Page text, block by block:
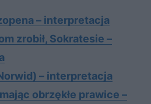
– interpretacja
zrobił, Sokratesie –
– interpretacja
obrzękłe prawice –